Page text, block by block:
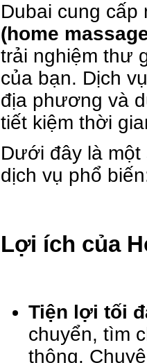
Dubai cung
(home
trải nghiệm thư
của bạn. Dịch
địa phương và
tiết kiệm thời
Dưới đây là
dịch vụ phổ
Lợi ích của
Tiện lợi tối
chuyển, tìm
thông.